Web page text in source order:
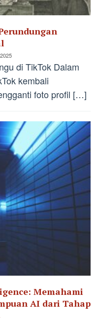
di TikTok Dalam
kembali
foto profil […]
Memahami
AI dari Tahap